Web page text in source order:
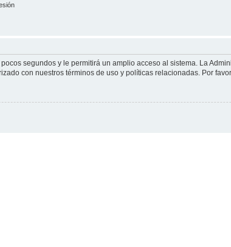
segundos y le permitirá un amplio acceso al sistema. La
con nuestros términos de uso y políticas relacionadas. Por